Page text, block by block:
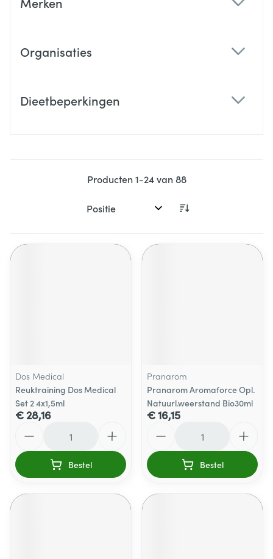
Organisaties
Dieetbeperkingen
Producten1-24van88
Sorteer op:
Dos Medical
Reuktraining Dos Medical
Set 2 4x1,5ml
€ 28,16
Bestel
Pranarom
Pranarom Aromaforce Opl.
Natuurl.weerstand Bio30ml
€ 16,15
Bestel